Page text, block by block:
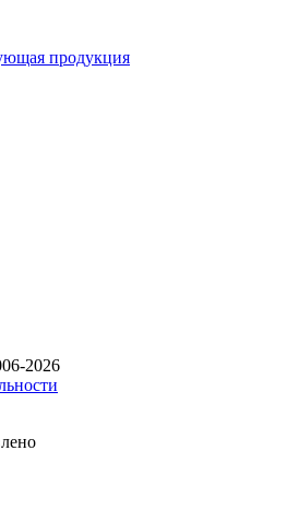
продукция
2026